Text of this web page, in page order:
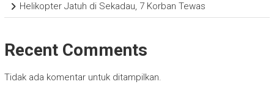
Helikopter Jatuh di Sekadau, 7 Korban Tewas
Recent Comments
Tidak ada komentar untuk ditampilkan.